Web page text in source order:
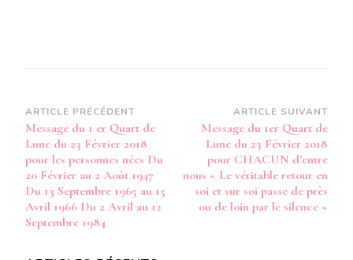
Navigation
d’article
ARTICLE PRÉCÉDENT
Message du 1 er Quart de
Lune du 23 Février 2018
pour les personnes nées Du
20 Février au 2 Août 1947
Du 13 Septembre 1965 au 15
Avril 1966 Du 2 Avril au 12
Septembre 1984
ARTICLE SUIVANT
Message du 1er Quart de
Lune du 23 Février 2018
pour CHACUN d’entre
nous « Le véritable retour en
soi et sur soi passe de près
ou de loin par le silence »